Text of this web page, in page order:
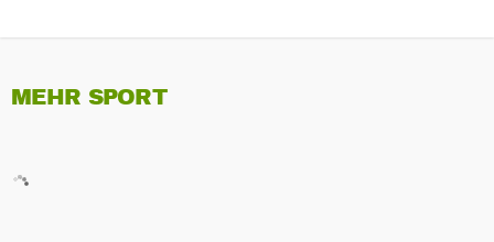
MEHR SPORT